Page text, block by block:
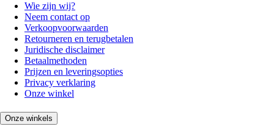
Wie zijn wij?
Neem contact op
Verkoopvoorwaarden
Retourneren en terugbetalen
Juridische disclaimer
Betaalmethoden
Prijzen en leveringsopties
Privacy verklaring
Onze winkel
Onze winkels